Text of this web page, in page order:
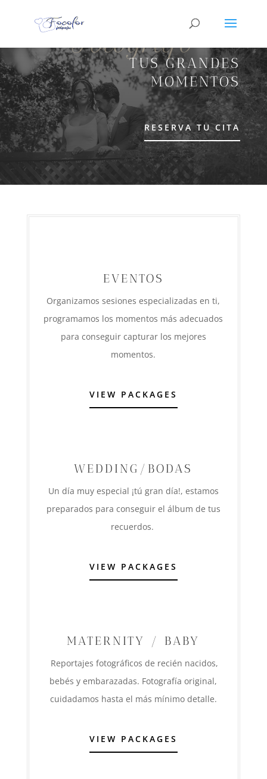
Fotógrafo
TUS GRANDES
MOMENTOS
RESERVA TU CITA
EVENTOS
Organizamos sesiones especializadas en ti,
programamos los momentos más adecuados
para conseguir capturar los mejores
momentos.
VIEW PACKAGES
WEDDING/BODAS
Un día muy especial ¡tú gran día!, estamos
preparados para conseguir el álbum de tus
recuerdos.
VIEW PACKAGES
MATERNITY / BABY
Reportajes fotográficos de recién nacidos,
bebés y embarazadas. Fotografía original,
cuidadamos hasta el más mínimo detalle.
VIEW PACKAGES